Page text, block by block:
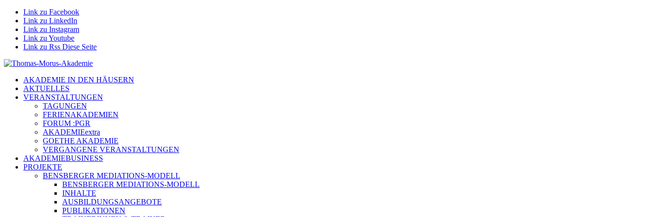
Link zu Facebook
Link zu LinkedIn
Link zu Instagram
Link zu Youtube
Link zu Rss Diese Seite
AKADEMIE IN DEN HÄUSERN
AKTUELLES
VERANSTALTUNGEN
TAGUNGEN
FERIENAKADEMIEN
FORUM :PGR
AKADEMIEextra
GOETHE AKADEMIE
VERGANGENE VERANSTALTUNGEN
AKADEMIEBUSINESS
PROJEKTE
BENSBERGER MEDIATIONS-MODELL
BENSBERGER MEDIATIONS-MODELL
INHALTE
AUSBILDUNGSANGEBOTE
PUBLIKATIONEN